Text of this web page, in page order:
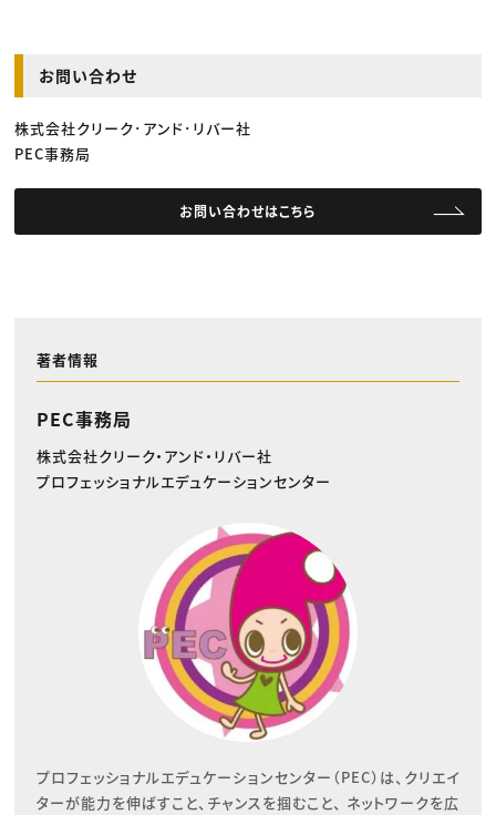
お問い合わせ
株式会社クリーク･アンド･リバー社
PEC事務局
お問い合わせはこちら
著者情報
PEC事務局
株式会社クリーク・アンド・リバー社
プロフェッショナルエデュケーションセンター
プロフェッショナルエデュケーションセンター（PEC）は、クリエイ
ターが能力を伸ばすこと、チャンスを掴むこと、 ネットワークを広